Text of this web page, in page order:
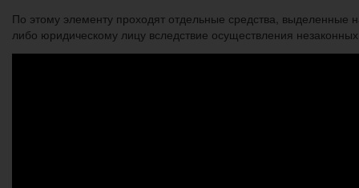
По этому элементу проходят отдельные средства,
либо юридическому лицу вследствие осуществления